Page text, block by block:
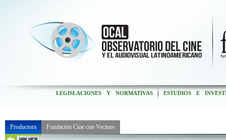
LEGISLACIONES Y NORMATIVAS ESTUDIOS E
Productora Fundación Cine con Vecinos